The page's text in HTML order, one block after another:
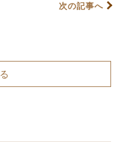
次の記事へ